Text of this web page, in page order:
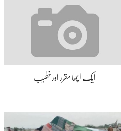
ایک اچھا مقرر اور خطیب